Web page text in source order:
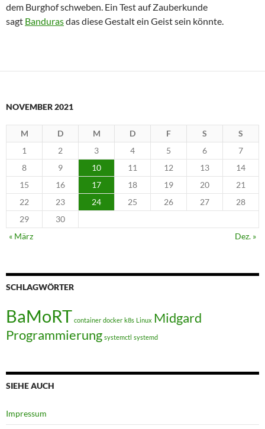
dem Burghof schweben. Ein Test auf Zauberkunde
sagt Bandurasdas diese Gestalt ein Geist sein könnte.
NOVEMBER 2021
M D M D F S
S
1
2 3 4 5 6
7
8
9 10 11 12 13
14
15
16 17 18 19 20
21
22
23 24 25 26 27
28
29
30
« März
Dez. »
SCHLAGWÖRTER
BaMoRT container docker k8s Linux Midgard
Programmierung systemctl systemd
SIEHE AUCH
Impressum